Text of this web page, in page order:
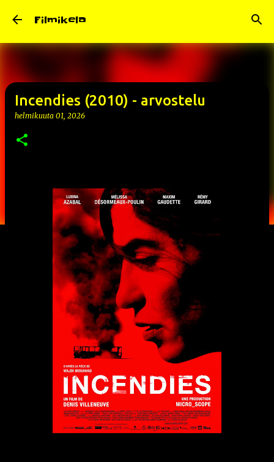
Filmikela
Incendies (2010) - arvostelu
helmikuuta 01, 2026